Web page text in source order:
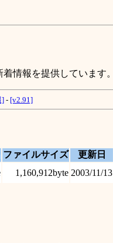
情報を提供しています。
] - [v2.91]
ファイルサイズ
更新日
1,160,912byte 2003/11/13